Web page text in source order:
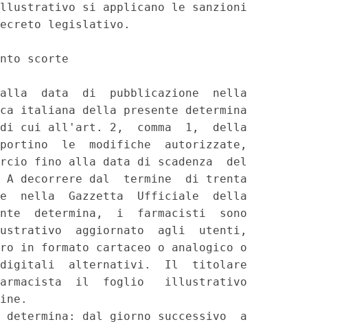
si applicano le sanzioni
legislativo.
scorte
data  di  pubblicazione  nella
italiana della presente determina
cui all'art. 2,  comma  1,  della
le  modifiche  autorizzate,
fino alla data di scadenza  del
decorrere dal  termine  di trenta
nella  Gazzetta  Ufficiale  della
determina,  i  farmacisti  sono
aggiornato  agli  utenti,
in formato cartaceo o analogico o
digitali  alternativi.  Il  titolare
il  foglio   illustrativo
dal giorno successivo  a